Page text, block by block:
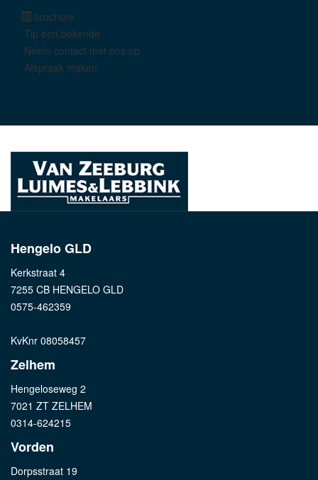
brochure
Tip een bekende
Neem contact met ons op
Afspraak maken
Hengelo GLD
Kerkstraat 4
7255 CB HENGELO GLD
0575-462359
KvKnr 08058457
Zelhem
Hengeloseweg 2
7021 ZT ZELHEM
0314-624215
Vorden
Dorpsstraat 19